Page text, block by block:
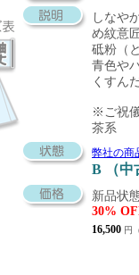
しなや
め紋意
砥粉（
青色や
くすん
※ご祝
茶系
弊社の商
B （中
新品状
30%
16,500 円